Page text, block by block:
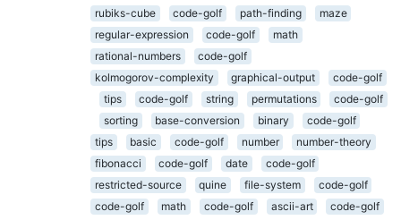
rubiks-cube
code-golf path-finding
maze
regular-expression
code-golf
math
rational-numbers
code-golf
kolmogorov-complexity
graphical-output
code-golf
tips
code-golf string permutations
code-golf
sorting
base-conversion binary
code-golf
tips
basic code-golf number
number-theory
fibonacci
code-golf date
code-golf
restricted-source
quine file-system
code-golf
code-golf
math code-golf ascii-art
code-golf